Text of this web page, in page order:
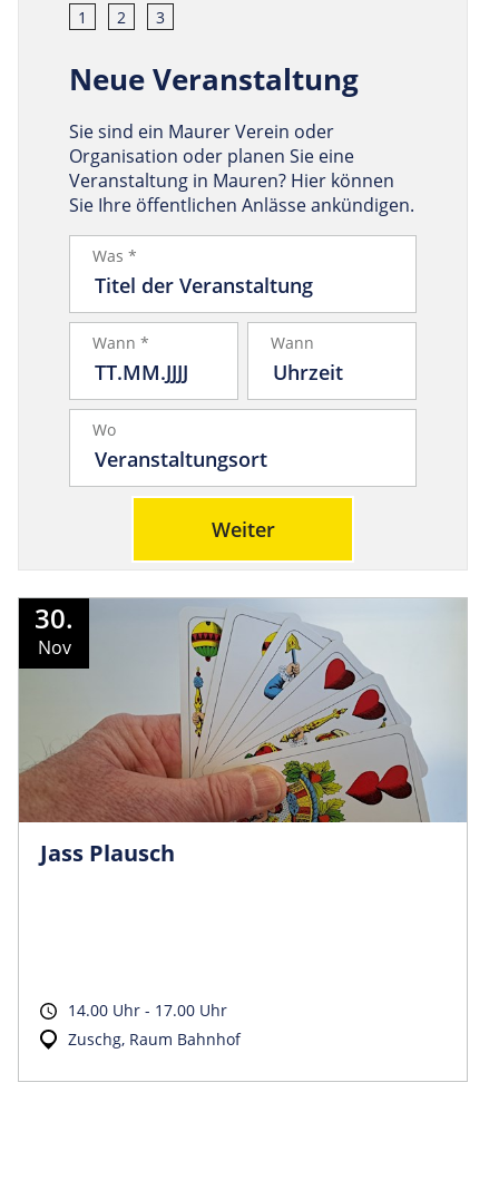
1 2 3
Neue Veranstaltung
Sie sind ein Maurer Verein oder
Organisation oder planen Sie eine
Veranstaltung in Mauren? Hier können
Sie Ihre öffentlichen Anlässe ankündigen.
Was *
Wann * Wann
Wo
Weiter
30.
Nov
Jass Plausch
14.00 Uhr - 17.00 Uhr
Zuschg, Raum Bahnhof